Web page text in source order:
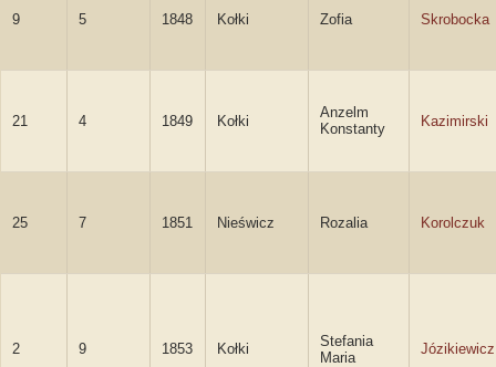
9 5 1848 Kołki Zofia Skrobocka
21 4 1849 Kołki
Anzelm
Konstanty
Kazimirski
25 7 1851 Nieświcz Rozalia Korolczuk
2 9 1853 Kołki
Stefania
Maria
Józikiewicz